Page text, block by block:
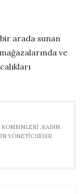
arada sunan
ve
KOMBINLERI ,KADIN
YÖNETICISIDIR.